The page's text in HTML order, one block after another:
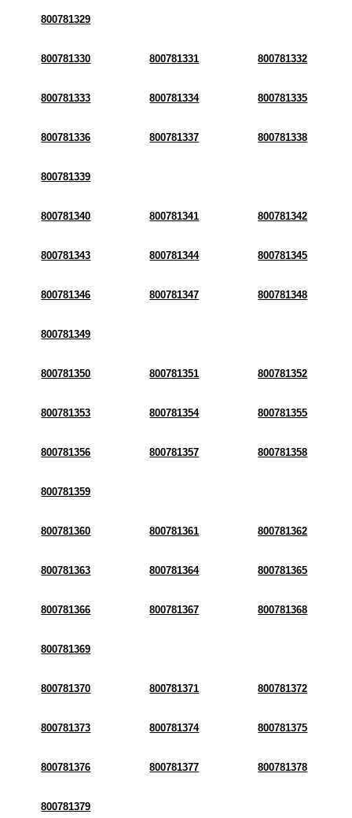
800781329
800781330 800781331 800781332
800781333 800781334 800781335
800781336 800781337 800781338
800781339
800781340 800781341 800781342
800781343 800781344 800781345
800781346 800781347 800781348
800781349
800781350 800781351 800781352
800781353 800781354 800781355
800781356 800781357 800781358
800781359
800781360 800781361 800781362
800781363 800781364 800781365
800781366 800781367 800781368
800781369
800781370 800781371 800781372
800781373 800781374 800781375
800781376 800781377 800781378
800781379